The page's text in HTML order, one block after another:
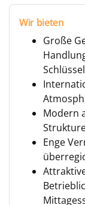
Wir bieten
Große
Modern
Enge